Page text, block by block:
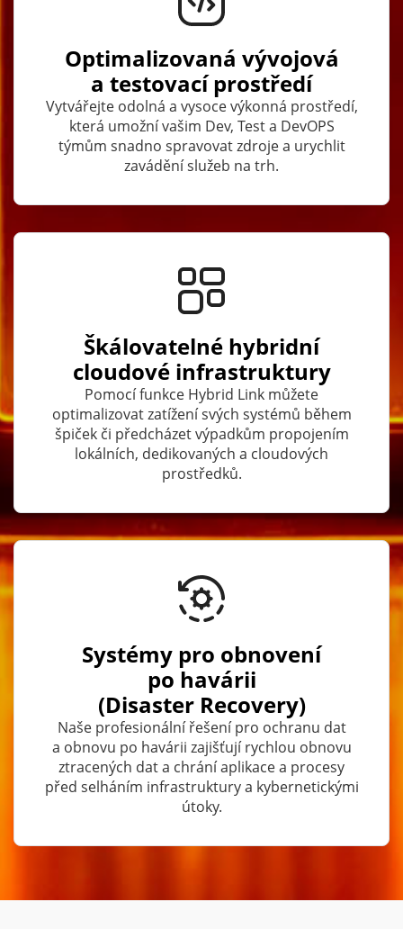
Optimalizovaná vývojová
a testovací prostředí
Vytvářejte odolná a vysoce výkonná prostředí,
která umožní vašim Dev, Test a DevOPS
týmům snadno spravovat zdroje a urychlit
zavádění služeb na trh.
Škálovatelné hybridní
cloudové infrastruktury
Pomocí funkce Hybrid Link můžete
optimalizovat zatížení svých systémů během
špiček či předcházet výpadkům propojením
lokálních, dedikovaných a cloudových
prostředků.
Systémy pro obnovení
po havárii
(Disaster Recovery)
Naše profesionální řešení pro ochranu dat
a obnovu po havárii zajišťují rychlou obnovu
ztracených dat a chrání aplikace a procesy
před selháním infrastruktury a kybernetickými
útoky.